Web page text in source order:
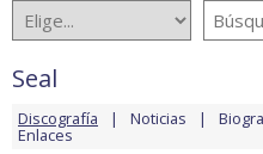
Seal
Discografía Noticias
Enlaces